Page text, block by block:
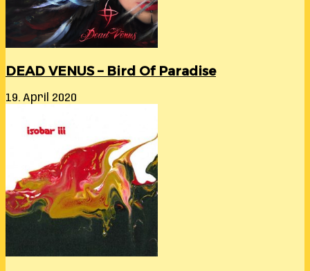
DEAD VENUS – Bird Of Paradise
19. April 2020